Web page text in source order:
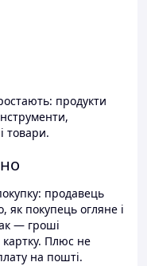
продукти
товари.
продавець
як покупець огляне і
— гроші
Плюс не
на пошті.